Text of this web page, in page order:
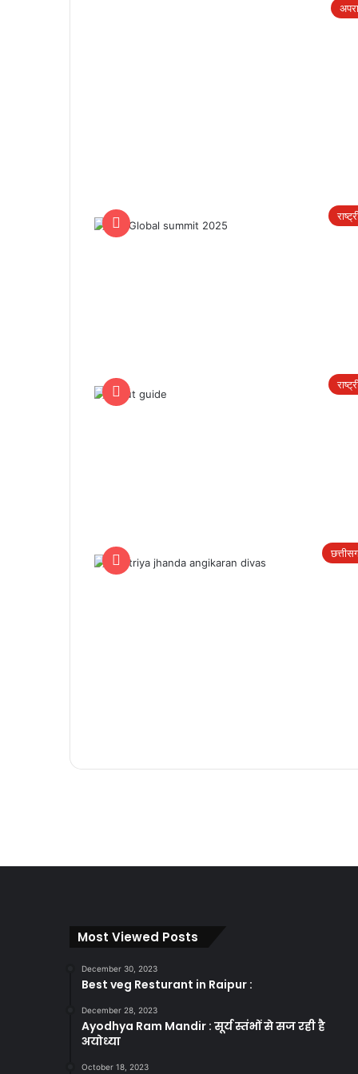
Most Viewed Posts
December 30, 2023
Best veg Resturant in Raipur :
December 28, 2023
Ayodhya Ram Mandir : सूर्य स्तंभों से सज रही है
अयोध्या
October 18, 2023